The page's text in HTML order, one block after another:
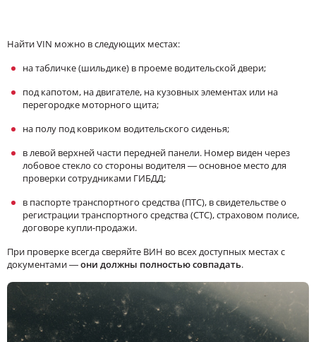
Найти VIN можно в следующих местах:
на табличке (шильдике) в проеме водительской двери;
под капотом, на двигателе, на кузовных элементах или на
перегородке моторного щита;
на полу под ковриком водительского сиденья;
в левой верхней части передней панели. Номер виден через
лобовое стекло со стороны водителя — основное место для
проверки сотрудниками ГИБДД;
в паспорте транспортного средства (ПТС), в свидетельстве о
регистрации транспортного средства (СТС), страховом полисе,
договоре купли-продажи.
При проверке всегда сверяйте ВИН во всех доступных местах с
документами —они должны полностью совпадать.